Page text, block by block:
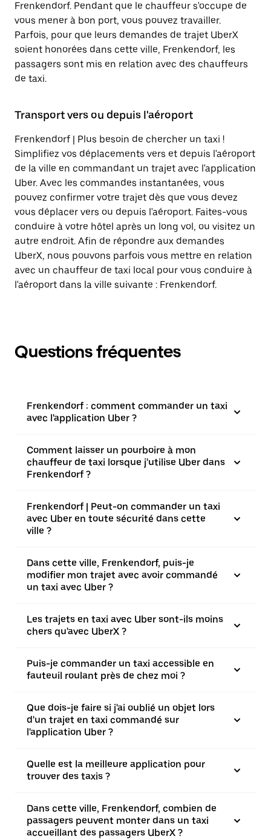
Frenkendorf. Pendant que le chauffeur s'occupe de
vous mener à bon port, vous pouvez travailler.
Parfois, pour que leurs demandes de trajet UberX
soient honorées dans cette ville, Frenkendorf, les
passagers sont mis en relation avec des chauffeurs
de taxi.
Transport vers ou depuis l'aéroport
Frenkendorf | Plus besoin de chercher un taxi !
Simplifiez vos déplacements vers et depuis l'aéroport
de la ville en commandant un trajet avec l'application
Uber. Avec les commandes instantanées, vous
pouvez confirmer votre trajet dès que vous devez
vous déplacer vers ou depuis l'aéroport. Faites-vous
conduire à votre hôtel après un long vol, ou visitez un
autre endroit. Afin de répondre aux demandes
UberX, nous pouvons parfois vous mettre en relation
avec un chauffeur de taxi local pour vous conduire à
l'aéroport dans la ville suivante : Frenkendorf.
Questions fréquentes
Frenkendorf : comment commander un taxi
avec l'application Uber ?
Comment laisser un pourboire à mon
chauffeur de taxi lorsque j'utilise Uber dans
Frenkendorf ?
Frenkendorf | Peut-on commander un taxi
avec Uber en toute sécurité dans cette
ville ?
Dans cette ville, Frenkendorf, puis-je
modifier mon trajet avec avoir commandé
un taxi avec Uber ?
Les trajets en taxi avec Uber sont-ils moins
chers qu'avec UberX ?
Puis-je commander un taxi accessible en
fauteuil roulant près de chez moi ?
Que dois-je faire si j'ai oublié un objet lors
d'un trajet en taxi commandé sur
l'application Uber ?
Quelle est la meilleure application pour
trouver des taxis ?
Dans cette ville, Frenkendorf, combien de
passagers peuvent monter dans un taxi
accueillant des passagers UberX ?